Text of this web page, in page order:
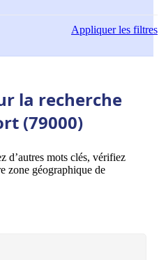
Appliquerles filtres
la recherche
(79000)
d’autres mots clés, vérifiez
zone géographique de